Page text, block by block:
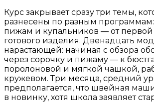
Курс закрывает сразу три темы,
разнесены по разным
пижам и купальников — от
готового изделия. Двенадцать
нарастающей: начиная с обзора
через сорочку и пижаму — к
поролоновой и мягкой чашкой,
кружевом. Три месяца, средний
предполагается, что швейная
в новинку, хотя школа заявляет